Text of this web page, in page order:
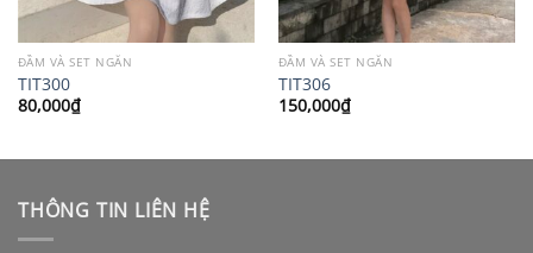
ĐẦM VÀ SET NGẮN
TIT300
80,000₫
ĐẦM VÀ SET NGẮN
TIT306
150,000₫
THÔNG TIN LIÊN HỆ